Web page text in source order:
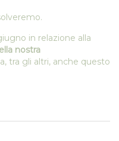
in relazione alla
nostra
tra gli altri, anche questo